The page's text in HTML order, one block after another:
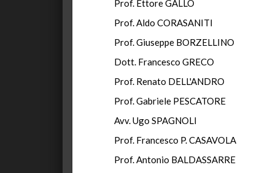
Prof. Ettore GALLO
Prof. Aldo CORASANITI
Prof. Giuseppe BORZELLINO
Dott. Francesco GRECO
Prof. Renato DELL'ANDRO
Prof. Gabriele PESCATORE
Avv. Ugo SPAGNOLI
Prof. Francesco P. CASAVOLA
Prof. Antonio BALDASSARRE